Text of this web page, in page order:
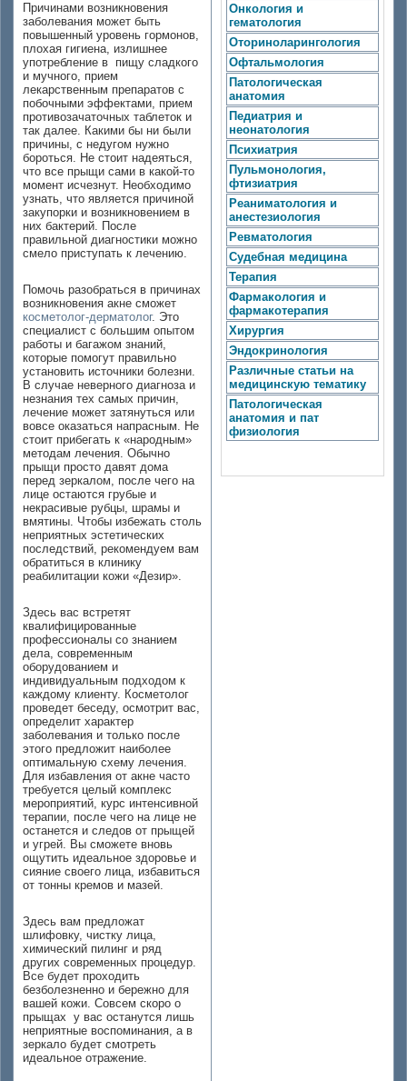
Причинами возникновения
заболевания может быть
повышенный уровень гормонов,
плохая гигиена, излишнее
употребление в пищу сладкого
и мучного, прием
лекарственным препаратов с
побочными эффектами, прием
противозачаточных таблеток и
так далее. Какими бы ни были
причины, с недугом нужно
бороться. Не стоит надеяться,
что все прыщи сами в какой-то
момент исчезнут. Необходимо
узнать, что является причиной
закупорки и возникновением в
них бактерий. После
правильной диагностики можно
смело приступать к лечению.
Помочь разобраться в причинах
возникновения акне сможет
косметолог-дерматолог. Это
специалист с большим опытом
работы и багажом знаний,
которые помогут правильно
установить источники болезни.
В случае неверного диагноза и
незнания тех самых причин,
лечение может затянуться или
вовсе оказаться напрасным. Не
стоит прибегать к «народным»
методам лечения. Обычно
прыщи просто давят дома
перед зеркалом, после чего на
лице остаются грубые и
некрасивые рубцы, шрамы и
вмятины. Чтобы избежать столь
неприятных эстетических
последствий, рекомендуем вам
обратиться в клинику
реабилитации кожи «Дезир».
Здесь вас встретят
квалифицированные
профессионалы со знанием
дела, современным
оборудованием и
индивидуальным подходом к
каждому клиенту. Косметолог
проведет беседу, осмотрит вас,
определит характер
заболевания и только после
этого предложит наиболее
оптимальную схему лечения.
Для избавления от акне часто
требуется целый комплекс
мероприятий, курс интенсивной
терапии, после чего на лице не
останется и следов от прыщей
и угрей. Вы сможете вновь
ощутить идеальное здоровье и
сияние своего лица, избавиться
от тонны кремов и мазей.
Здесь вам предложат
шлифовку, чистку лица,
химический пилинг и ряд
других современных процедур.
Все будет проходить
безболезненно и бережно для
вашей кожи. Совсем скоро о
прыщах у вас останутся лишь
неприятные воспоминания, а в
зеркало будет смотреть
идеальное отражение.
Онкология и
гематология
Оториноларингология
Офтальмология
Патологическая
анатомия
Педиатрия и
неонатология
Психиатрия
Пульмонология,
фтизиатрия
Реаниматология и
анестезиология
Ревматология
Судебная медицина
Терапия
Фармакология и
фармакотерапия
Хирургия
Эндокринология
Различные статьи на
медицинскую тематику
Патологическая
анатомия и пат
физиология